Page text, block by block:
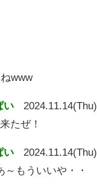
www
い
2024.11.14(Thu)
たぜ！
い
2024.11.14(Thu)
もういいや・・